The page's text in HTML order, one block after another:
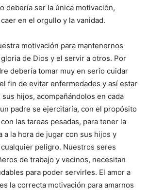
debería ser la única motivación,
en el orgullo y la vanidad.
motivación para mantenernos
de Dios y el servir a otros. Por
debería tomar muy en serio cuidar
fin de evitar enfermedades y así estar
hijos, acompañándolos en cada
padre se ejercitaría, con el propósito
las tareas pesadas, para tener la
a la hora de jugar con sus hijos y
peligro. Nuestros seres
de trabajo y vecinos, necesitan
para poder servirles. El amor a
la correcta motivación para amarnos